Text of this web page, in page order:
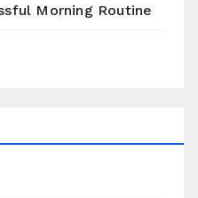
Morning Routine